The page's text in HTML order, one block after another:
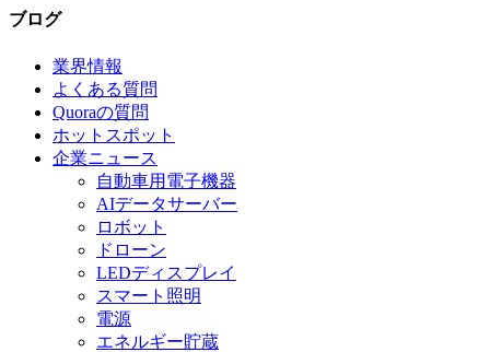
ブログ
業界情報
よくある質問
Quoraの質問
ホットスポット
企業ニュース
自動車用電子機器
AIデータサーバー
ロボット
ドローン
LEDディスプレイ
スマート照明
電源
エネルギー貯蔵